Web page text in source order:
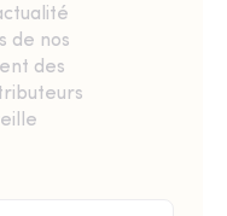
de nos
des